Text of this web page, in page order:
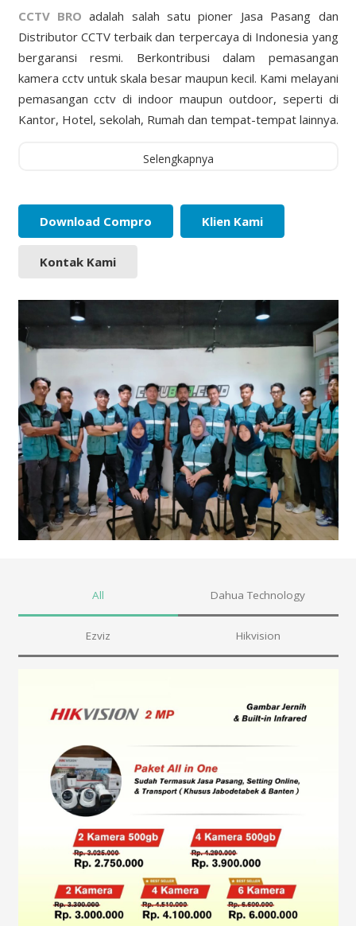
CCTV BRO adalah salah satu pioner Jasa Pasang dan
Distributor CCTV terbaik dan terpercaya di Indonesia yang
bergaransi resmi. Berkontribusi dalam pemasangan
kamera cctv untuk skala besar maupun kecil. Kami melayani
pemasangan cctv di indoor maupun outdoor, seperti di
Kantor, Hotel, sekolah, Rumah dan tempat-tempat lainnya.
Selengkapnya
Download Compro Klien Kami
Kontak Kami
All Dahua Technology
Ezviz Hikvision